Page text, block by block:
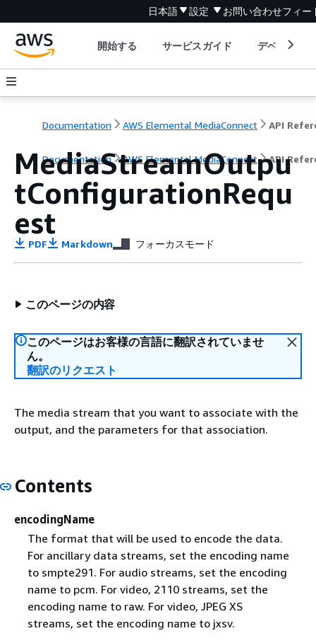
日本語 設定 お問い合わせフィー
開始する サービスガイド デベロッパ
Documentation AWS Elemental MediaConnect
Documentation AWS Elemental MediaConnect API
MediaStreamOutpu
tConfigurationRequ
est
PDF Markdown フォーカスモード
このページの内容
このページはお客様の言語に翻訳されていませ
ん。
翻訳のリクエスト
The media stream that you want to associate with the
output, and the parameters for that association.
Contents
encodingName
The format that will be used to encode the data.
For ancillary data streams, set the encoding name
to smpte291. For audio streams, set the encoding
name to pcm. For video, 2110 streams, set the
encoding name to raw. For video, JPEG XS
streams, set the encoding name to jxsv.